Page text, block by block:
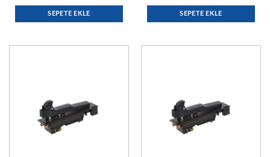
SEPETE EKLE SEPETE EKLE